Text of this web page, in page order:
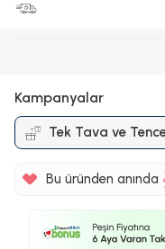
Kampanyalar
Tek Tava ve
%50 indirim
Bu üründen anında